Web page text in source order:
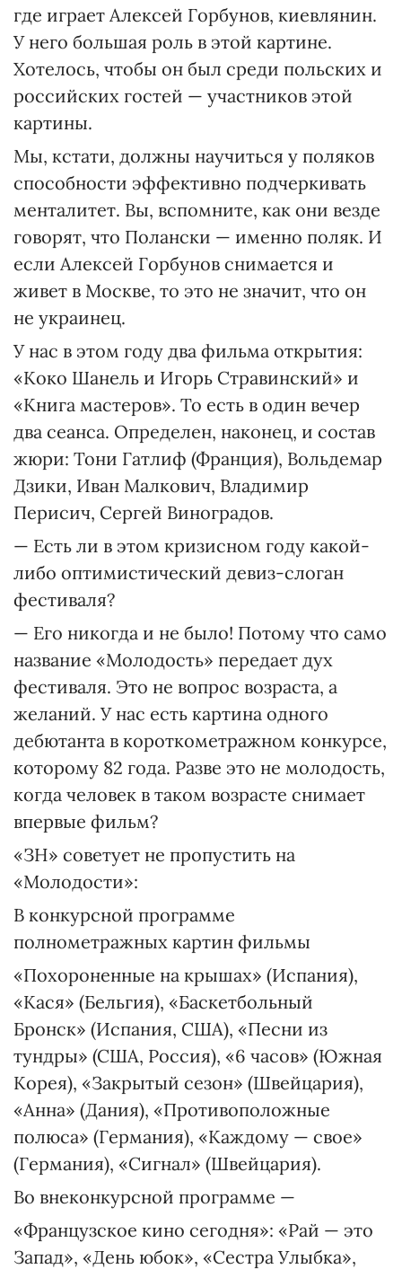
где играет Алексей Горбунов, киевлянин.
У него большая роль в этой картине.
Хотелось, чтобы он был среди польских и
российских гостей — участников этой
картины.
Мы, кстати, должны научиться у поляков
способности эффективно подчеркивать
менталитет. Вы, вспомните, как они везде
говорят, что Полански — именно поляк. И
если Алексей Горбунов снимается и
живет в Москве, то это не значит, что он
не украинец.
У нас в этом году два фильма открытия:
«Коко Шанель и Игорь Стравинский» и
«Книга мастеров». То есть в один вечер
два сеанса. Определен, наконец, и состав
жюри: Тони Гатлиф (Франция), Вольдемар
Дзики, Иван Малкович, Владимир
Перисич, Сергей Виноградов.
— Есть ли в этом кризисном году какой-
либо оптимистический девиз-слоган
фестиваля?
— Его никогда и не было! Потому что само
название «Молодость» передает дух
фестиваля. Это не вопрос возраста, а
желаний. У нас есть картина одного
дебютанта в короткометражном конкурсе,
которому 82 года. Разве это не молодость,
когда человек в таком возрасте снимает
впервые фильм?
«ЗН» советует не пропустить на
«Молодости»:
В конкурсной программе
полнометражных картин фильмы
«Похороненные на крышах» (Испания),
«Кася» (Бельгия), «Баскетбольный
Бронск» (Испания, США), «Песни из
тундры» (США, Россия), «6 часов» (Южная
Корея), «Закрытый сезон» (Швейцария),
«Анна» (Дания), «Противоположные
полюса» (Германия), «Каждому — свое»
(Германия), «Сигнал» (Швейцария).
Во внеконкурсной программе —
«Французское кино сегодня»: «Рай — это
Запад», «День юбок», «Сестра Улыбка»,